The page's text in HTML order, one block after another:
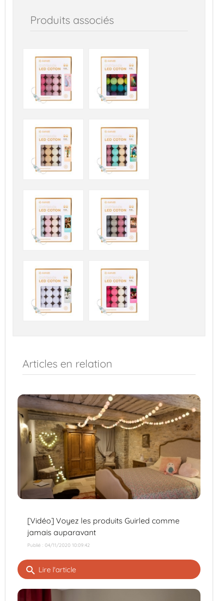
Produits associés
Articles en relation
[Vidéo] Voyez les produits Guirled comme
jamais auparavant
Publié : 04/11/2020 10:09:42
search Lire l'article